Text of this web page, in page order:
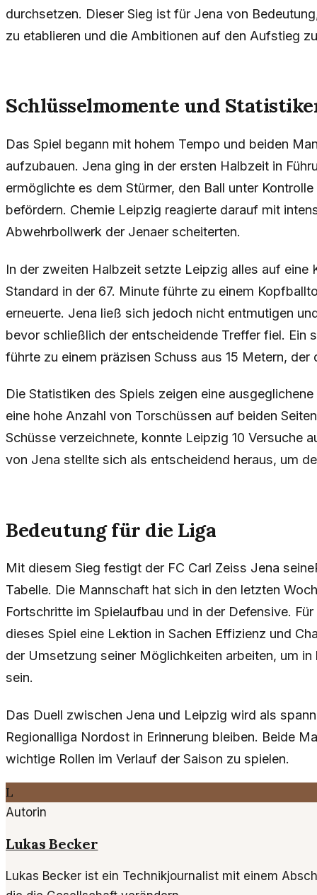
durchsetzen. Dieser Sieg ist für Jena von
zu etablieren und die Ambitionen auf den Aufstieg
Schlüsselmomente und
Das Spiel begann mit hohem Tempo und beiden
aufzubauen. Jena ging in der ersten Halbzeit in
ermöglichte es dem Stürmer, den Ball unter
befördern. Chemie Leipzig reagierte darauf mit
Abwehrbollwerk der Jenaer scheiterten.
In der zweiten Halbzeit setzte Leipzig alles auf eine
Standard in der 67. Minute führte zu einem
erneuerte. Jena ließ sich jedoch nicht entmutigen
bevor schließlich der entscheidende Treffer fiel. Ein
führte zu einem präzisen Schuss aus 15 Metern, der
Die Statistiken des Spiels zeigen eine
eine hohe Anzahl von Torschüssen auf beiden
Schüsse verzeichnete, konnte Leipzig 10 Versuche
von Jena stellte sich als entscheidend heraus, um
Bedeutung für die Liga
Mit diesem Sieg festigt der FC Carl Zeiss Jena
Tabelle. Die Mannschaft hat sich in den letzten
Fortschritte im Spielaufbau und in der Defensive.
dieses Spiel eine Lektion in Sachen Effizienz und
der Umsetzung seiner Möglichkeiten arbeiten, um
sein.
Das Duell zwischen Jena und Leipzig wird als
Regionalliga Nordost in Erinnerung bleiben. Beide
wichtige Rollen im Verlauf der Saison zu spielen.
L
Autorin
Lukas Becker
Lukas Becker ist ein Technikjournalist mit einem